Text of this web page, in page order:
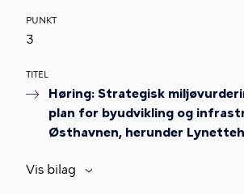
PUNKT
3
TITEL
Høring: Strategisk
plan for byudvikling og
Østhavnen, herunder
Vis bilag